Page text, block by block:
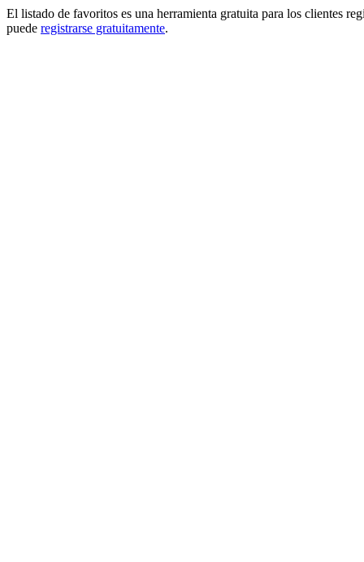
El listado de favoritos es una herramienta gratuita para los clientes
puede registrarse gratuitamente.